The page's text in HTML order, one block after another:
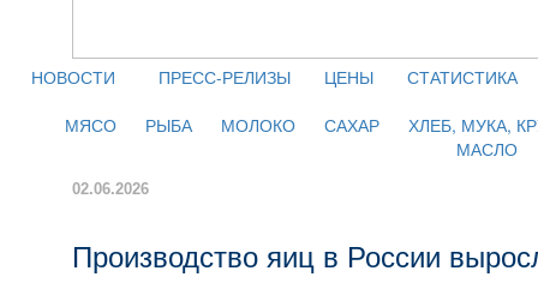
НОВОСТИ ПРЕСС-РЕЛИЗЫ ЦЕНЫ
СТАТИСТИКА
МЯСО
РЫБА МОЛОКО САХАР
ХЛЕБ, МУКА,
МАСЛО
02.06.2026
Производство яиц в России